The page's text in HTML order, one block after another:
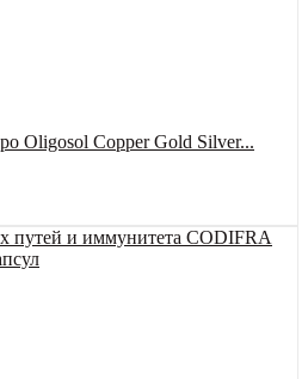
Oligosol Copper Gold Silver...